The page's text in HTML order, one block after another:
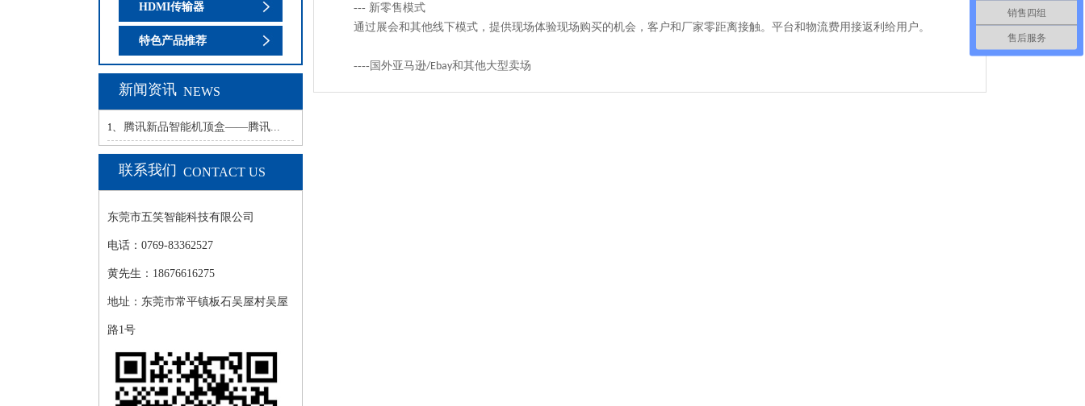
HDMI传输器
特色产品推荐
新闻资讯 NEWS
1、 腾讯新品智能机顶盒——腾讯...
联系我们 CONTACT US
东莞市五笑智能科技有限公司
电话：0769-83362527
黄先生：18676616275
地址：东莞市常平镇板石吴屋村吴屋
路1号
--- 新零售模式
通过展会和其他线下模式，提供现场体验现场购买的机会，客户和厂家零距离接触。平台和物流费用接返利给用户。
---- 国外亚马逊/Ebay和其他大型卖场
销售四组
售后服务